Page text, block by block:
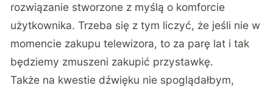
rozwiązanie stworzone z myślą o komforcie
użytkownika. Trzeba się z tym liczyć, że jeśli nie w
momencie zakupu telewizora, to za parę lat i tak
będziemy zmuszeni zakupić przystawkę.
Także na kwestie dźwięku nie spoglądałbym,